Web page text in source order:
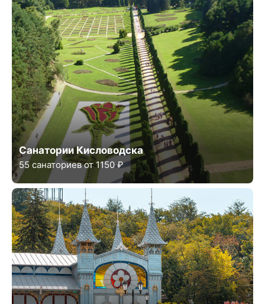
Санатории Кисловодска
55 санаториев от 1150 ₽